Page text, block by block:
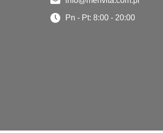
Pn - Pt: 8:00 - 20:00